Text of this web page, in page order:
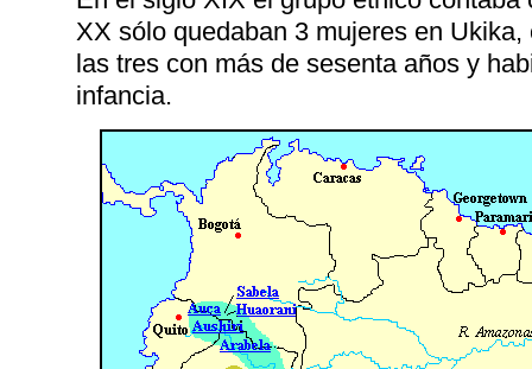
XX sólo quedaban 3 mujeres en
las tres con más de sesenta años y
infancia.